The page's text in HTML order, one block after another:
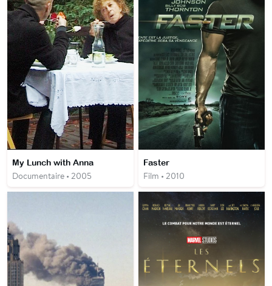
My Lunch with Anna
Documentaire • 2005
Faster
Film • 2010